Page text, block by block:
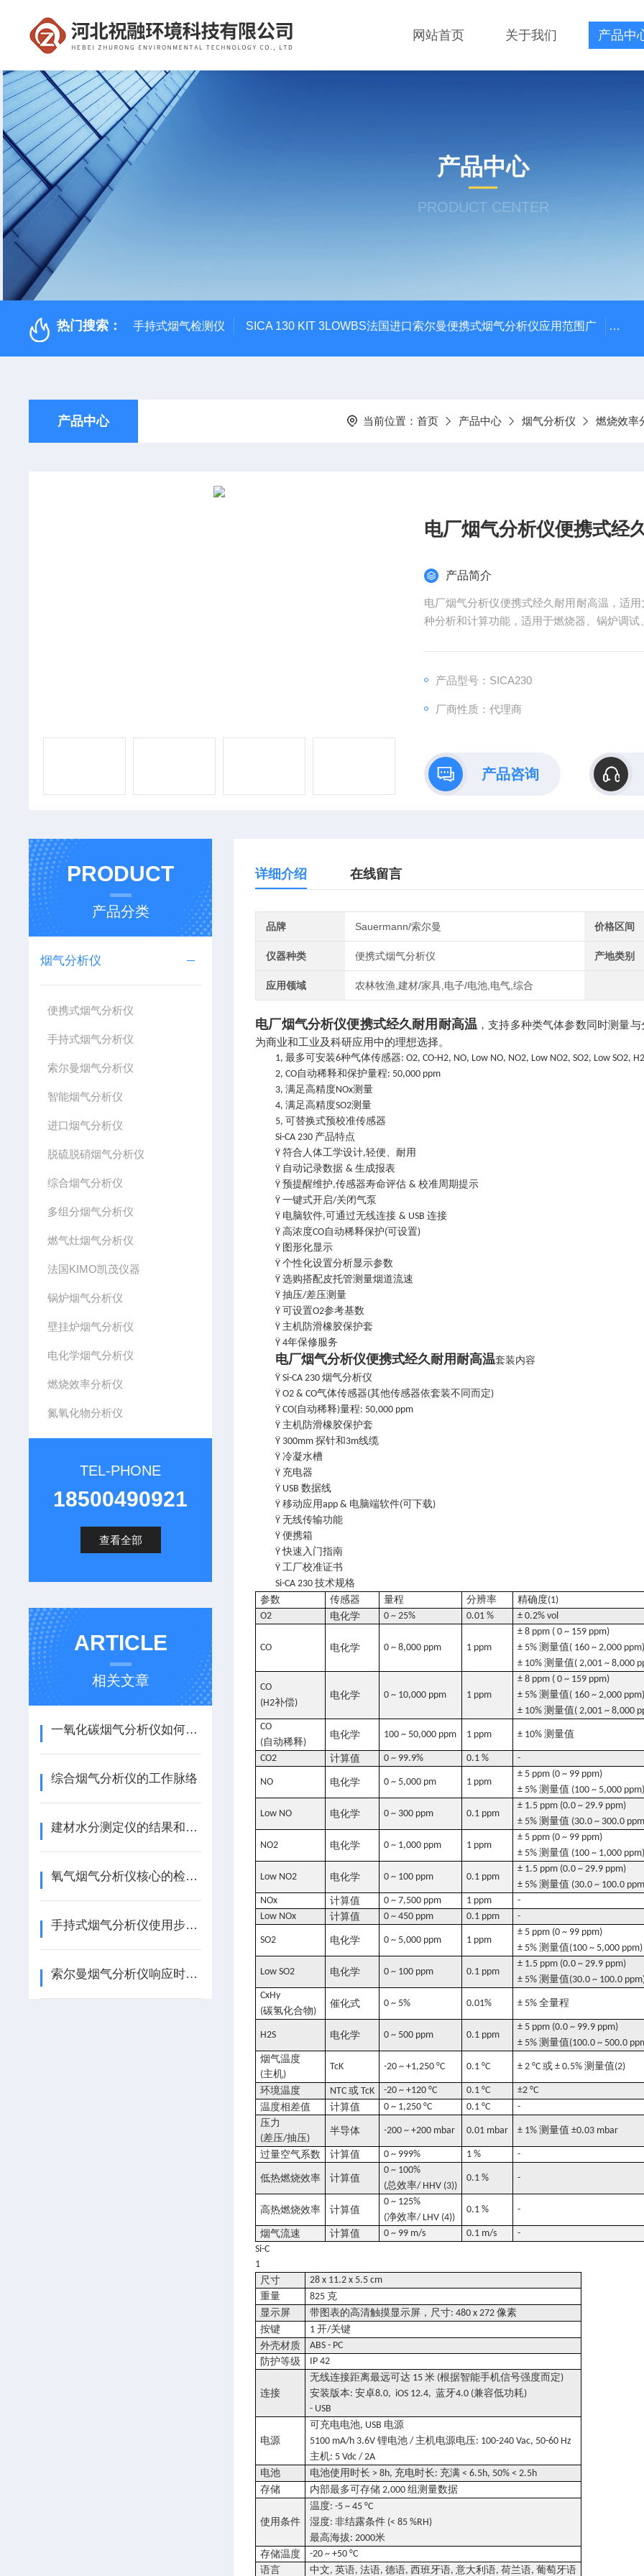
网站首页 关于我们 产品中
产品中心
PRODUCT CENTER
热门搜索： 手持式烟气检测仪 SICA 130 KIT 3LOWBS法国进口索尔曼便携式烟气分析仪应用范围广 氮气
产品中心 当前位置： 首页 产品中心 烟气分析仪 燃烧效率
电厂烟气分析仪便携式经
产品简介
电厂烟气分析仪便携式经久耐用耐高温，适
种分析和计算功能，适用于燃烧器、锅炉调试
产品型号：SICA230
厂商性质：代理商
产品咨询
PRODUCT
产品分类
烟气分析仪
便携式烟气分析仪
手持式烟气分析仪
索尔曼烟气分析仪
智能烟气分析仪
进口烟气分析仪
脱硫脱硝烟气分析仪
综合烟气分析仪
多组分烟气分析仪
燃气灶烟气分析仪
法国KIMO凯茂仪器
锅炉烟气分析仪
壁挂炉烟气分析仪
电化学烟气分析仪
燃烧效率分析仪
氮氧化物分析仪
TEL-PHONE
18500490921
查看全部
ARTICLE
相关文章
一氧化碳烟气分析仪如何解决硫化氢、氮氧化物交叉敏感问题？
综合烟气分析仪的工作脉络
建材水分测定仪的结果和哪些方面有关系
氧气烟气分析仪核心的检测过程
手持式烟气分析仪使用步骤详解
索尔曼烟气分析仪响应时间一般是多久
详细介绍 在线留言
品牌 Sauermann/索尔曼 价格区间
仪器种类 便携式烟气分析仪 产地类别
应用领域 农林牧渔,建材/家具,电子/电池,电气,综合
电厂烟气分析仪便携式经久耐用耐高温 ，支持多种类气体参数同时测量
为商业和工业及科研应用中的理想选择。
1,最多可安装6种气体传感器: O2, CO-H2, NO, Low NO, NO2, Low NO2, SO2, Low SO2,
2, CO自动稀释和保护量程: 50,000 ppm
3,满足高精度NOx测量
4,满足高精度SO2测量
5, 可替换式预校准传感器
Si-CA 230 产品特点
Ÿ符合人体工学设计,轻便、耐用
Ÿ 自动记录数据&生成报表
Ÿ预提醒维护,传感器寿命评估&校准周期提示
Ÿ一键式开启/关闭气泵
Ÿ 电脑软件,可通过无线连接& USB连接
Ÿ 高浓度CO自动稀释保护(可设置)
Ÿ 图形化显示
Ÿ个性化设置分析显示参数
Ÿ选购搭配皮托管测量烟道流速
Ÿ抽压/差压测量
Ÿ 可设置O2参考基数
Ÿ主机防滑橡胶保护套
Ÿ 4年保修服务
电厂烟气分析仪便携式经久耐用耐高温套装内容
Ÿ Si-CA 230烟气分析仪
Ÿ O2 & CO气体传感器(其他传感器依套装不同而定)
Ÿ CO(自动稀释)量程: 50,000 ppm
Ÿ主机防滑橡胶保护套
Ÿ 300mm探针和 3m线缆
Ÿ冷凝水槽
Ÿ 充电器
Ÿ USB数据线
Ÿ移动应用app & 电脑端软件(可下载)
Ÿ无线传输功能
Ÿ便携箱
Ÿ快速入门指南
Ÿ工厂校准证书
Si-CA 230技术规格
参数
传感器 量程 分辨率 精确度(1)
O2
电化学 0 ~ 25% 0.01 % ± 0.2% vol
CO 电化学 0 ~ 8,000 ppm 1 ppm
± 8 ppm ( 0 ~ 159 ppm)
± 5%测量值( 160 ~ 2,000 ppm)
± 10%测量值( 2,001 ~ 8,000
CO
(H2补偿)
电化学 0 ~ 10,000 ppm 1 ppm
± 8 ppm ( 0 ~ 159 ppm)
± 5%测量值( 160 ~ 2,000 ppm)
± 10%测量值( 2,001 ~ 8,000
CO
(自动稀释)
电化学 100 ~ 50,000 ppm 1 ppm ± 10%测量值
CO2 计算值 0 ~ 99.9% 0.1 % -
NO 电化学 0 ~ 5,000 pm 1 ppm
± 5 ppm (0 ~ 99 ppm)
± 5%测量值 (100 ~ 5,000 ppm)
Low NO 电化学 0 ~ 300 ppm 0.1 ppm
± 1.5 ppm (0.0 ~ 29.9 ppm)
± 5%测量值 (30.0 ~ 300.0
NO2 电化学 0 ~ 1,000 ppm 1 ppm
± 5 ppm (0 ~ 99 ppm)
± 5%测量值 (100 ~ 1,000 ppm)
Low NO2 电化学 0 ~ 100 ppm 0.1 ppm
± 1.5 ppm (0.0 ~ 29.9 ppm)
± 5%测量值 (30.0 ~ 100.0
NOx 计算值 0 ~ 7,500 ppm 1 ppm -
Low NOx
计算值 0 ~ 450 ppm 0.1 ppm -
SO2 电化学 0 ~ 5,000 ppm 1 ppm
± 5 ppm (0 ~ 99 ppm)
± 5%测量值(100 ~ 5,000 ppm)
Low SO2 电化学 0 ~ 100 ppm 0.1 ppm
± 1.5 ppm (0.0 ~ 29.9 ppm)
± 5%测量值(30.0 ~ 100.0
CxHy
(碳氢化合物)
催化式 0 ~ 5% 0.01% ± 5%全量程
H2S 电化学 0 ~ 500 ppm 0.1 ppm
± 5 ppm (0.0 ~ 99.9 ppm)
± 5%测量值(100.0 ~ 500.0
烟气温度
(主机)
TcK -20 ~ +1,250 °C 0.1 °C ± 2 °C或 ± 0.5%测量值(2)
环境温度 NTC或 TcK -20 ~ +120 °C 0.1 °C ±2 °C
温度相差值
计算值 0 ~ 1,250 °C 0.1 °C -
压力
(差压/抽压)
半导体 -200 ~ +200 mbar 0.01 mbar ± 1%测量值 ±0.03 mbar
过量空气系数 计算值 0 ~ 999% 1 % -
低热燃烧效率 计算值
0 ~ 100%
(总效率/ HHV (3))
0.1 % -
高热燃烧效率 计算值
0 ~ 125%
(净效率/ LHV (4))
0.1 % -
烟气流速 计算值 0 ~ 99 m/s 0.1 m/s -
Si-C
1
尺寸
28 x 11.2 x 5.5 cm
重量
825 克
显示屏
带图表的高清触摸显示屏，尺寸: 480 x 272像素
按键
1开/关键
外壳材质
ABS - PC
防护等级
IP 42
连接
无线连接距离最远可达 15米 (根据智能手机信号强度而定)
安装版本:安卓8.0, iOS 12.4,蓝牙4.0 (兼容低功耗)
- USB
电源
可充电电池, USB 电源
5100 mA/h 3.6V锂电池 /主机电源电压: 100-240 Vac, 50-60 Hz
主机: 5 Vdc / 2A
电池
电池使用时长 > 8h, 充电时长: 充满 < 6.5h, 50% < 2.5h
存储
内部最多可存储 2,000组测量数据
使用条件
温度: -5 ~ 45 °C
湿度:非结露条件 (< 85 %RH)
最高海拔: 2000米
存储温度
-20 ~ +50 °C
语言
中文,英语,法语,德语, 西班牙语,意大利语,荷兰语,葡萄牙语